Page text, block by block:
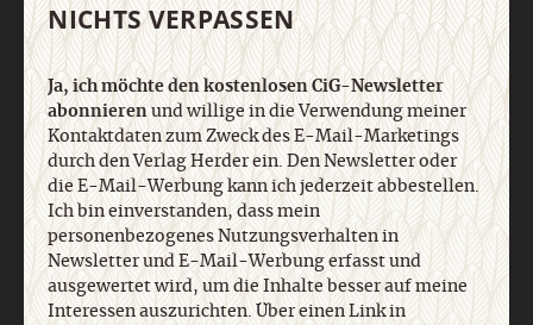
Vertrag widerrufen Abo online kündigen
NICHTS VERPASSEN
Ja, ich möchte den kostenlosen CiG-Newsletter
abonnierenund willige in die Verwendung meiner
Kontaktdaten zum Zweck des E-Mail-Marketings
durch den Verlag Herder ein. Den Newsletter oder
die E-Mail-Werbung kann ich jederzeit abbestellen.
Ich bin einverstanden, dass mein
personenbezogenes Nutzungsverhalten in
Newsletter und E-Mail-Werbung erfasst und
ausgewertet wird, um die Inhalte besser auf meine
Interessen auszurichten. Über einen Link in